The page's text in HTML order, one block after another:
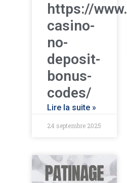
https://
casino-
no-
deposit-
bonus-
codes/
Lire la suite »
24 septembre 2025